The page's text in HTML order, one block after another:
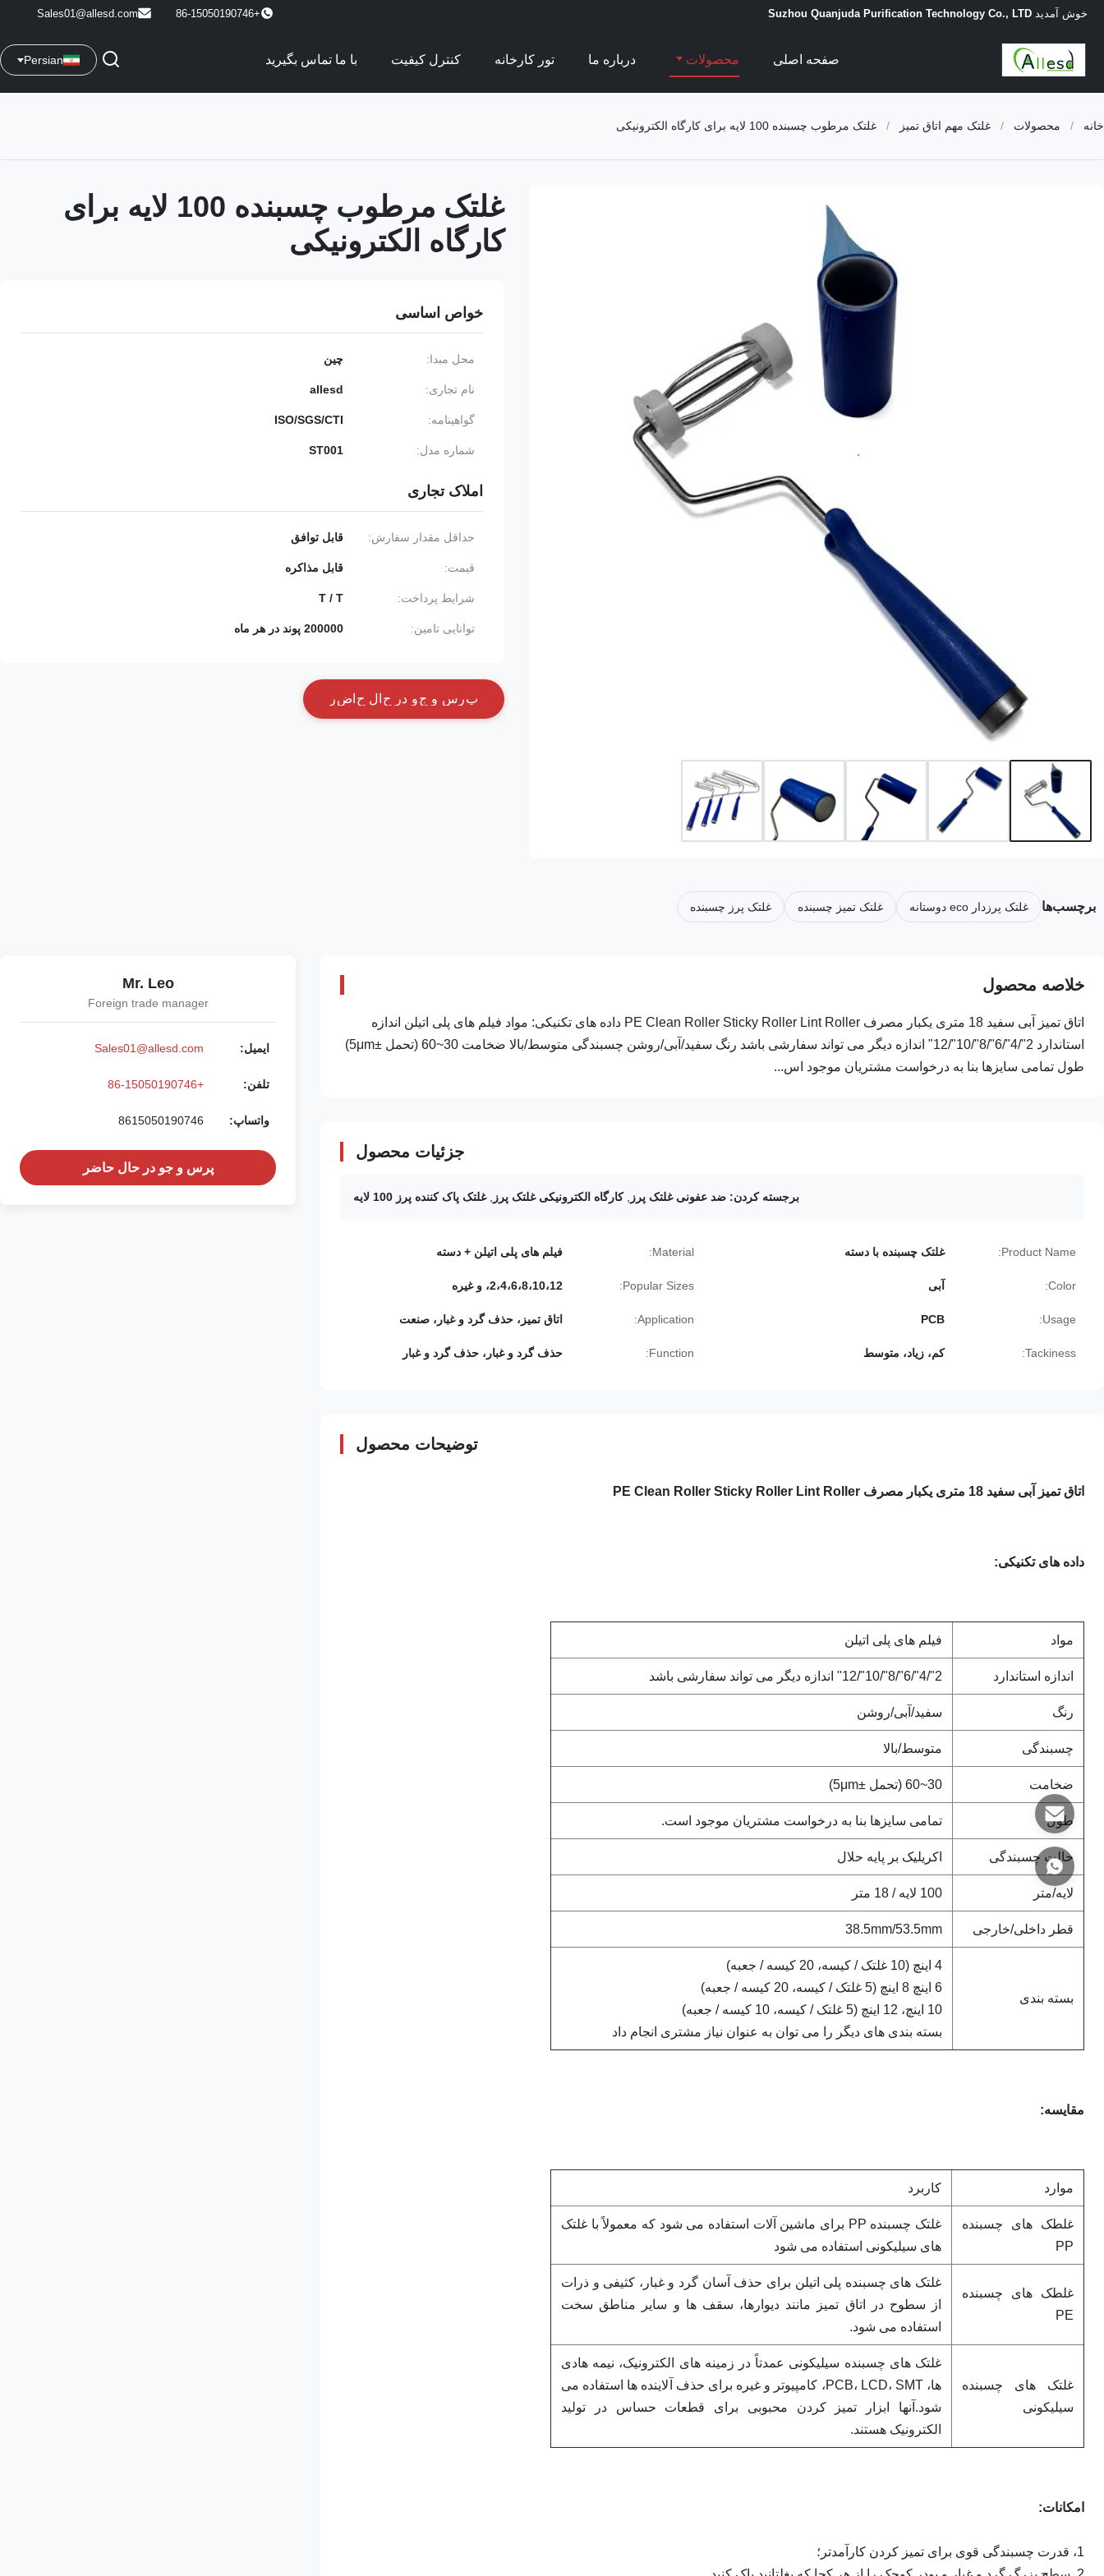
خوش آمدید Suzhou Quanjuda Purification Technology Co., LTD
+86-15050190746
Sales01@allesd.com
صفحه اصلی محصولات درباره ما تور کارخانه کنترل کیفیت با ما تماس بگیرید Persian
خانه / محصولات / غلتک مهم اتاق تمیز / غلتک مرطوب چسبنده 100 لایه برای کارگاه الکترونیکی
غلتک مرطوب چسبنده 100 لایه برای
کارگاه الکترونیکی
خواص اساسی
محل مبدا: چین
نام تجاری: allesd
گواهینامه: ISO/SGS/CTI
شماره مدل: ST001
املاک تجاری
حداقل مقدار سفارش: قابل توافق
قیمت: قابل مذاکره
شرایط پرداخت: T / T
توانایی تامین: 200000 پوند در هر ماه
پر س و جو در ح ل ح ضر
برچسب‌ها غلتک پرزدار eco دوستانه غلتک تمیز چسبنده غلتک پرز چسبنده
خلاصه محصول
اتاق تمیز آبی سفید 18 متری یکبار مصرف PE Clean Roller Sticky Roller Lint Roller داده های تکنیکی: مواد فیلم های پلی اتیلن اندازه
استاندارد 2"/4"/6"/8"/10"/12" اندازه دیگر می تواند سفارشی باشد رنگ سفید/آبی/روشن چسبندگی متوسط/بالا ضخامت 30~60 (تحمل ±5μm)
طول تمامی سایزها بنا به درخواست مشتریان موجود اس...
جزئیات محصول
برجسته کردن: ضد عفونی غلتک پرز ,کارگاه الکترونیکی غلتک پرز ,غلتک پاک کننده پرز 100 لایه
Product Name: غلتک چسبنده با دسته Material: فیلم های پلی اتیلن + دسته
Color: آبی Popular Sizes: 2،4،6،8،10،12، و غیره
Usage:
PCB
Application: اتاق تمیز، حذف گرد و غبار، صنعت
Tackiness: کم، زیاد، متوسط Function: حذف گرد و غبار، حذف گرد و غبار
توضیحات محصول
اتاق تمیز آبی سفید 18 متری یکبار مصرف PE Clean Roller Sticky Roller Lint Roller
داده های تکنیکی:
مواد فیلم های پلی اتیلن
اندازه استاندارد 2
"/4"/6"/8"/10"/12" اندازه دیگر می تواند سفارشی باشد
رنگ سفید/آبی/روشن
چسبندگی متوسط/بالا
ضخامت 30~60 (تحمل ±5μm)
طول تمامی سایزها بنا به درخواست مشتریان موجود است.
حالت چسبندگی اکریلیک بر پایه حلال
لایه/متر 100 لایه / 18 متر
قطر داخلی/خارجی 38.5mm/53.5mm
بسته بندی
4 اینچ (10 غلتک / کیسه، 20 کیسه / جعبه)
6 اینچ 8 اینچ (5 غلتک / کیسه، 20 کیسه / جعبه)
10 اینچ، 12 اینچ (5 غلتک / کیسه، 10 کیسه / جعبه)
بسته بندی های دیگر را می توان به عنوان نیاز مشتری انجام داد
مقایسه:
موارد کاربرد
غلطک های چسبنده
PP
غلتک چسبنده PP برای ماشین آلات استفاده می شود که معمولاً با غلتک
های سیلیکونی استفاده می شود
غلطک های چسبنده
PE
غلتک های چسبنده پلی اتیلن برای حذف آسان گرد و غبار، کثیفی و ذرات
از سطوح در اتاق تمیز مانند دیوارها، سقف ها و سایر مناطق سخت
استفاده می شود.
غلتک های چسبنده
سیلیکونی
غلتک های چسبنده سیلیکونی عمدتاً در زمینه های الکترونیک، نیمه هادی
ها، PCB، LCD، SMT، کامپیوتر و غیره برای حذف آلاینده ها استفاده می
شود.آنها ابزار تمیز کردن محبوبی برای قطعات حساس در تولید
الکترونیک هستند.
امکانات:
1، قدرت چسبندگی قوی برای تمیز کردن کارآمدتر؛
Mr. Leo
Foreign trade manager
ایمیل: Sales01@allesd.com
تلفن: +86-15050190746
واتساپ: 8615050190746
پرس و جو در حال حاضر